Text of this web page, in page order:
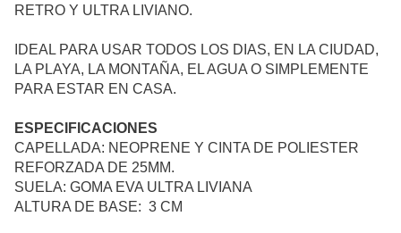
RETRO Y ULTRA LIVIANO.
IDEAL PARA USAR TODOS LOS DIAS, EN LA CIUDAD,
LA PLAYA, LA MONTAÑA, EL AGUA O SIMPLEMENTE
PARA ESTAR EN CASA.
ESPECIFICACIONES
CAPELLADA: NEOPRENE Y CINTA DE POLIESTER
REFORZADA DE 25MM.
SUELA: GOMA EVA ULTRA LIVIANA
ALTURA DE BASE: 3 CM